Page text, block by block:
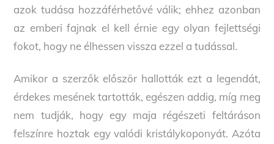
azok tudása hozzáférhetővé válik; ehhez azonban
az emberi fajnak el kell érnie egy olyan fejlettségi
fokot, hogy ne élhessen vissza ezzel a tudással.
Amikor a szerzők először hallották ezt a legendát,
érdekes mesének tartották, egészen addig, míg meg
nem tudják, hogy egy maja régészeti feltáráson
felszínre hoztak egy valódi kristálykoponyát. Azóta